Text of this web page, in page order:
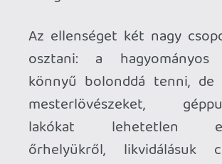
felháborodva adok hangot
csalódottságomnak a közösségi médiás
felületeiken. A másik szerint tisztelettel
és alázattal bántak a névvel és levesznek
a lábamról egy szerethető, néhány
innovatív ötlettel felvértezett, minden
elemében igazi vérbeli - és vérbő -